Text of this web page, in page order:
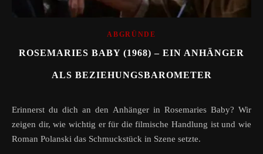
ABGRÜNDE
ROSEMARIES BABY (1968) – EIN ANHÄNGER
ALS BEZIEHUNGSBAROMETER
Erinnerst du dich an den Anhänger in Rosemaries Baby? Wir
zeigen dir, wie wichtig er für die filmische Handlung ist und wie
Roman Polanski das Schmuckstück in Szene setzte.